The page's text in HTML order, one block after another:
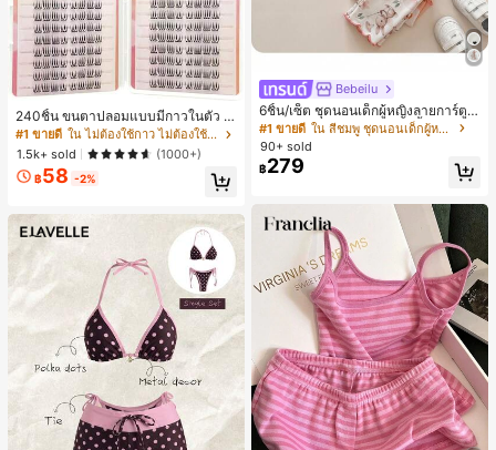
240ชิ้น ขนตาปลอมแบบมีกาวในตัว C
-Curl, ธรรมชาติ สำหรับใช้ในชีวิตประ
จำวันและโอกาสพิเศษ, เหมาะสำหรับผู้เ
ริ่มต้น DIY, ไม่เสียหาย ใช้งานง่าย, ติด
ทนนาน เหมาะสำหรับงานปาร์ตี้, ถ่ายภ
#1 ขายดี
ใน ไม่ต้องใช้กาว ไม่ต้องใช้น้ำยาถอด ขนตาแต่ละเส้น
1.5k+ sold
(1000+)
฿58 -2%
Bebeilu
6ชิ้น/เซ็ต ชุดนอนเด็กผู้หญิงลายการ์ตูน
หมีและดอกไม้ คอกลม แขนสั้น กางเกง
ขาสั้น ขอบระบาย สวมใส่สบาย
#1 ขายดี
ใน สีชมพู ชุดนอนเด็กผู้หญิง
90+ sold
฿279